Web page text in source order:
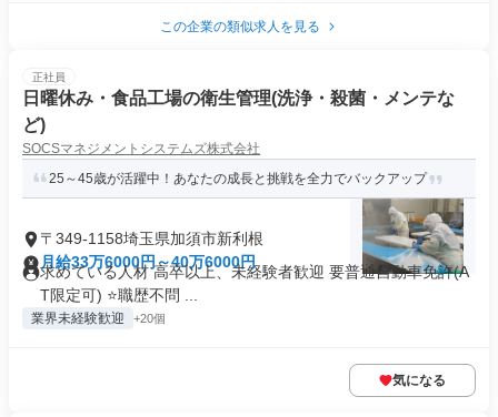
この企業の類似求人を見る
正社員
日曜休み・食品工場の衛生管理(洗浄・殺菌・メンテな
ど)
SOCSマネジメントシステムズ株式会社
25～45歳が活躍中！あなたの成長と挑戦を全力でバックアップ
〒349-1158埼玉県加須市新利根
月給33万6000円～40万6000円
求めている人材 高卒以上、未経験者歓迎 要普通自動車免許(A
T限定可) ⭐職歴不問 ...
業界未経験歓迎 +20個
気になる